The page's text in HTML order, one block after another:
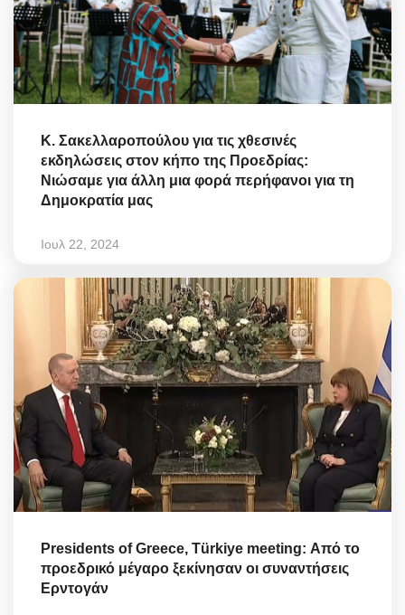
Κ. Σακελλαροπούλου για τις χθεσινές
εκδηλώσεις στον κήπο της Προεδρίας:
Νιώσαμε για άλλη μια φορά περήφανοι για τη
Δημοκρατία μας
Ιουλ 22, 2024
Presidents of Greece, Türkiye meeting: Από το
προεδρικό μέγαρο ξεκίνησαν οι συναντήσεις
Ερντογάν